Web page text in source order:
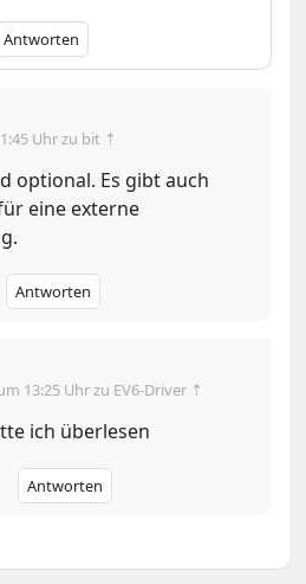
Antworten
Uhrzu bit ⇡
optional. Es gibt auch
eine externe
Antworten
13:25 Uhrzu EV6-Driver ⇡
ich überlesen
Antworten